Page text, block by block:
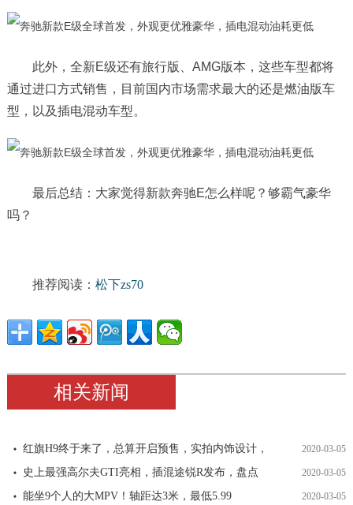
此外，全新E级还有旅行版、AMG版本，这些车型都将
通过进口方式销售，目前国内市场需求最大的还是燃油版车
型，以及插电混动车型。
最后总结：大家觉得新款奔驰E怎么样呢？够霸气豪华
吗？
推荐阅读： 松下zs70
相关新闻
红旗H9终于来了，总算开启预售，实拍内饰设计， 2020-03-05
史上最强高尔夫GTI亮相，插混途锐R发布，盘点 2020-03-05
能坐9个人的大MPV！轴距达3米，最低5.99 2020-03-05